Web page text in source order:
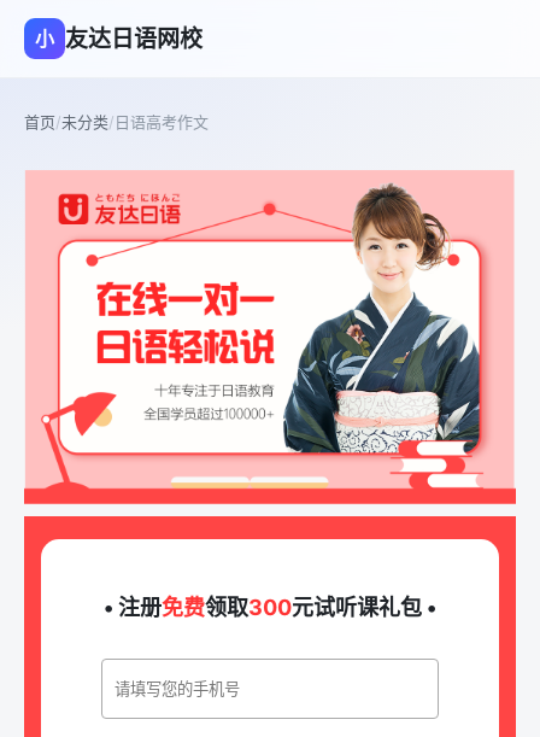
小 友达日语网校
首页/未分类/日语高考作文
• 注册免费领取300元试听课礼包 •